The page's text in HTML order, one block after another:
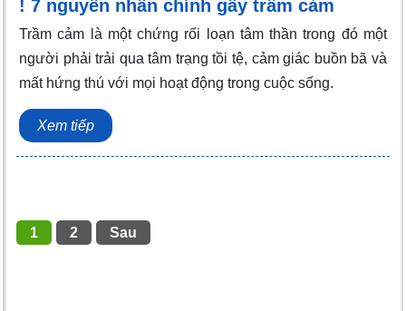
! 7 nguyên nhân chính gây trầm cảm
Trầm cảm là một chứng rối loạn tâm thần trong đó một
người phải trải qua tâm trạng tồi tệ, cảm giác buồn bã và
mất hứng thú với mọi hoạt động trong cuộc sống.
Xem tiếp
1 2 Sau